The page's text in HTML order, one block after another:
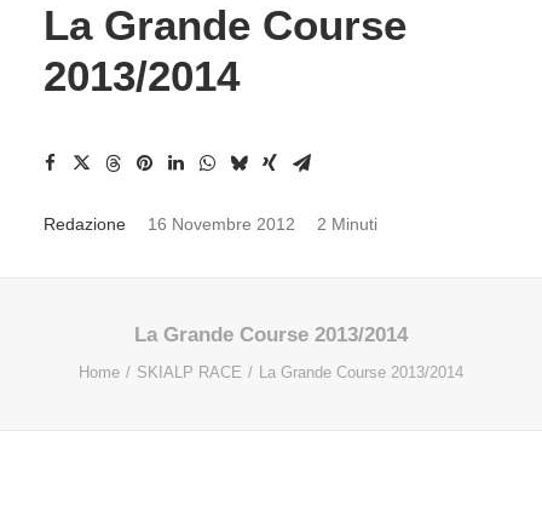
La Grande Course
2013/2014
Redazione 16 Novembre 2012 2 Minuti
La Grande Course 2013/2014
Home SKIALP RACE La Grande Course 2013/2014